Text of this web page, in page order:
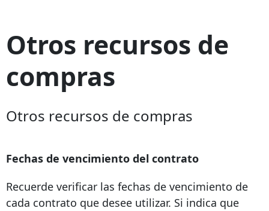
Otros recursos de
compras
Otros recursos de compras
Fechas de vencimiento del contrato
Recuerde verificar las fechas de vencimiento de
cada contrato que desee utilizar. Si indica que